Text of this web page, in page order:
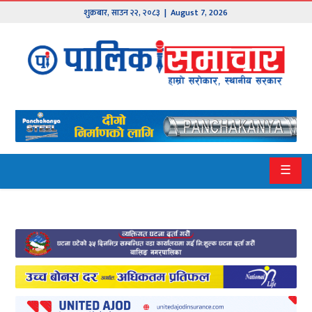
शुक्रबार,साउन२२,२०८३ | August 7, 2026
मुख्य
समाचार
हाम्रो
पालिका
१
२
बागमती
☰